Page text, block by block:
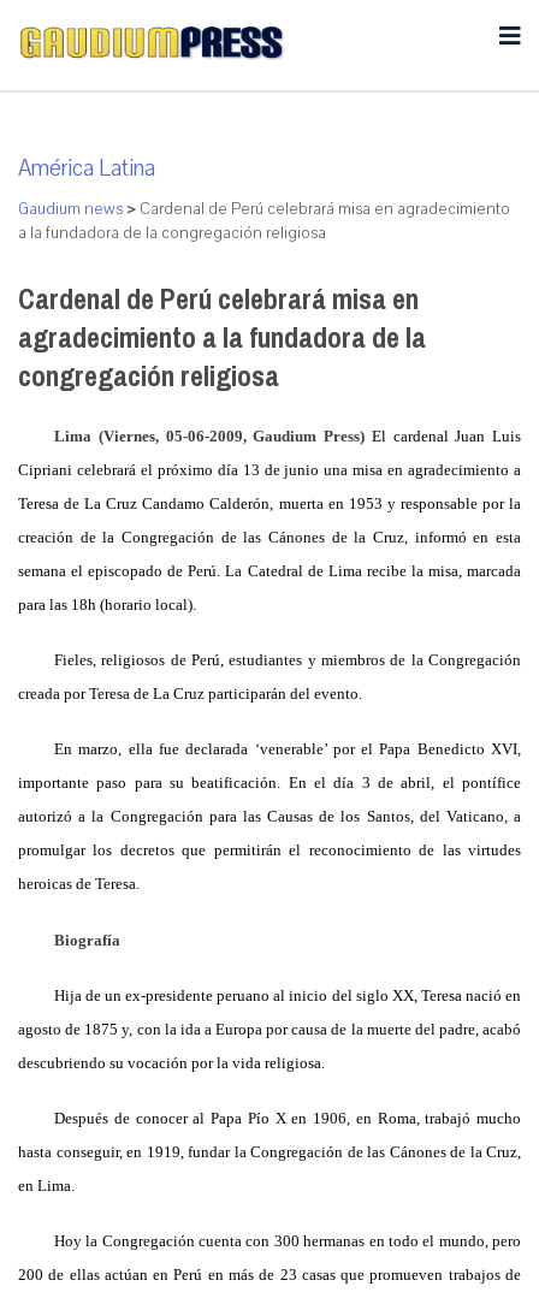
América Latina
Gaudium news > Cardenal de Perú celebrará misa en agradecimiento
a la fundadora de la congregación religiosa
Cardenal de Perú celebrará misa en
agradecimiento a la fundadora de la
congregación religiosa
Lima (Viernes, 05-06-2009, Gaudium Press) El cardenal Juan Luis
Cipriani celebrará el próximo día 13 de junio una misa en agradecimiento a
Teresa deLa Cruz Candamo Calderón, muerta en 1953 y responsable por la
creación dela Congregación de las Cánones dela Cruz, informó en esta
semana el episcopado de Perú.La Catedralde Lima recibe la misa, marcada
para las 18h (horario local).
Fieles, religiosos de Perú, estudiantes y miembros de la Congregación
creada por Teresa de La Cruz participarán del evento.
En marzo, ella fue declarada ‘venerable’ por el Papa Benedicto XVI,
importante paso para su beatificación. En el día 3 de abril, el pontífice
autorizó ala Congregaciónpara las Causas de los Santos, del Vaticano, a
promulgar los decretos que permitirán el reconocimiento de las virtudes
heroicas de Teresa.
Biografía
Hija de un ex-presidente peruano al inicio del siglo XX, Teresa nació en
agosto de 1875 y, con la ida a Europa por causa de la muerte del padre, acabó
descubriendo su vocación por la vida religiosa.
Después de conocer al Papa Pío X en 1906, en Roma, trabajó mucho
hasta conseguir, en 1919, fundar la Congregación de las Cánones de la Cruz,
en Lima.
Hoyla Congregacióncuenta con 300 hermanas en todo el mundo, pero
200 de ellas actúan en Perú en más de 23 casas que promueven trabajos de